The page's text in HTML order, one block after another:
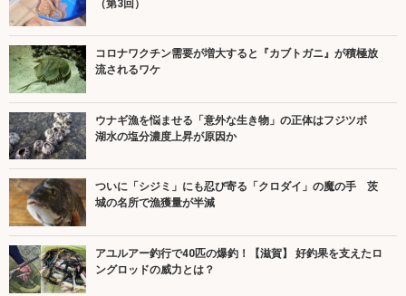
（第3回）
コロナワクチン需要が増大すると『カブトガニ』が積極放
流されるワケ
ウナギ漁を悩ませる「意外な生き物」の正体はフジツボ
湖水の塩分濃度上昇が原因か
ついに「シジミ」にも忍び寄る「クロダイ」の魔の手 茨
城の名所で漁獲量が半減
アユルアー釣行で40匹の爆釣！【滋賀】 好釣果を支えたロ
ングロッドの威力とは？